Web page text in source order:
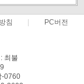
침 PC버전
최불
-0760